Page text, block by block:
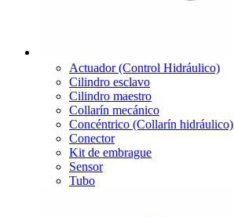
Actuador (Control Hidráulico)
Cilindro esclavo
Cilindro maestro
Collarín mecánico
Concéntrico (Collarín hidráulico)
Conector
Kit de embrague
Sensor
Tubo